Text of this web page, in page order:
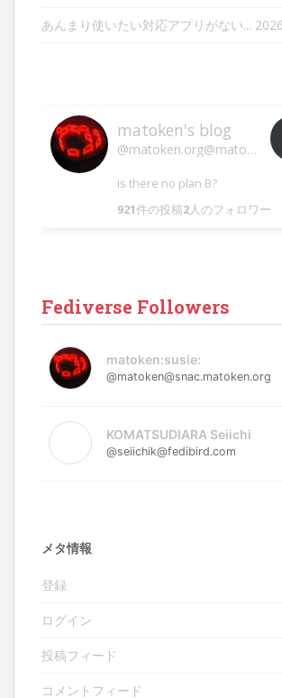
あんまり使いたい対応アプリがない...
matoken's blog
@matoken.org@matoken.org
Is there no plan B?
921件の投稿2人のフォロワー
Fediverse Followers
matoken:susie:
@matoken@snac.matoken.org
KOMATSUDIARA Seiichi
@seiichik@fedibird.com
メタ情報
登録
ログイン
投稿フィード
コメントフィード